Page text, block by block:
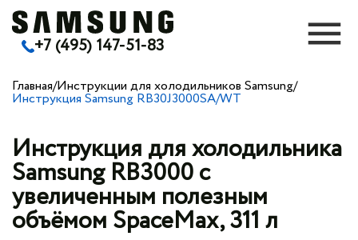
+7 (495) 147-51-83
Главная/Инструкции для холодильников Samsung/
Инструкция Samsung RB30J3000SA/WT
Инструкция для холодильника
Samsung RB3000 с
увеличенным полезным
объёмом SpaceMax, 311 л